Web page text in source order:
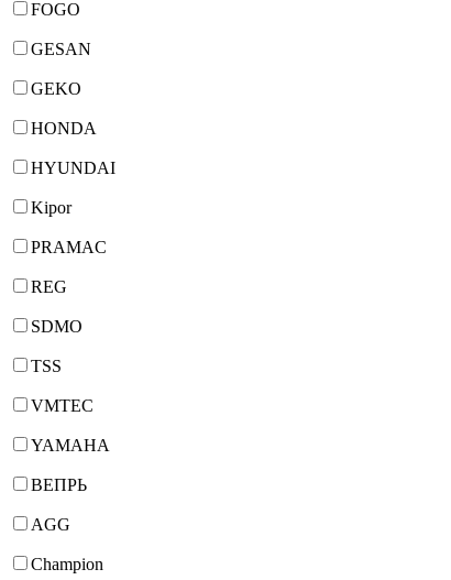
FOGO
GESAN
GEKO
HONDA
HYUNDAI
Kipor
PRAMAC
REG
SDMO
TSS
VMTEC
YAMAHA
ВЕПРЬ
AGG
Champion